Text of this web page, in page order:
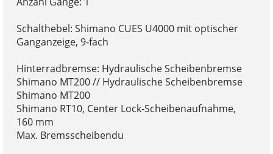
Schalthebel: Shimano CUES U4000 mit optischer
Ganganzeige, 9-fach
Hinterradbremse: Hydraulische Scheibenbremse
Shimano MT200 // Hydraulische Scheibenbremse
Shimano MT200
Shimano RT10, Center Lock-Scheibenaufnahme,
160 mm
Max. Bremsscheibendu